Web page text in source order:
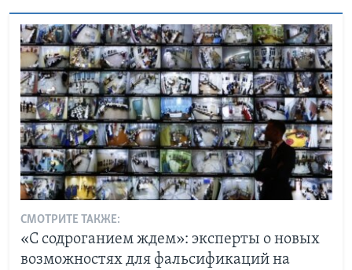
СМОТРИТЕ ТАКЖЕ:
«С содроганием ждем»: эксперты о новых
возможностях для фальсификаций на